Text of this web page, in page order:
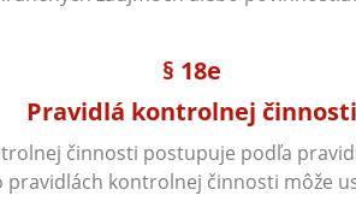
§ 18e
Pravidlá kontrolnej činnosti
činnosti postupuje podľa
kontrolnej činnosti môže